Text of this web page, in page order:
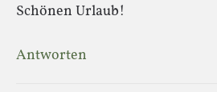
Schönen Urlaub!
Antworten